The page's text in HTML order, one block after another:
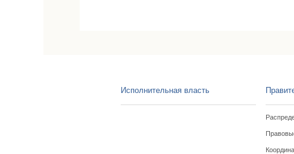
Исполнительная власть